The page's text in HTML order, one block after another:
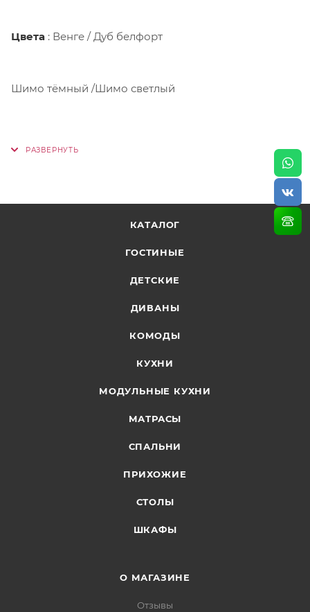
Цвета : Венге / Дуб белфорт
Шимо тёмный /Шимо светлый
КАТАЛОГ
ГОСТИНЫЕ
ДЕТСКИЕ
ДИВАНЫ
КОМОДЫ
КУХНИ
МОДУЛЬНЫЕ КУХНИ
МАТРАСЫ
СПАЛЬНИ
ПРИХОЖИЕ
СТОЛЫ
ШКАФЫ
О МАГАЗИНЕ
Отзывы